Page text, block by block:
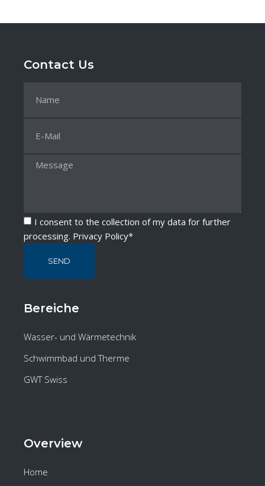
Contact Us
I consent to the collection of my data for further
processing. Privacy Policy*
SEND
Bereiche
Wasser- und Wärmetechnik
Schwimmbad und Therme
GWT Swiss
Overview
Home